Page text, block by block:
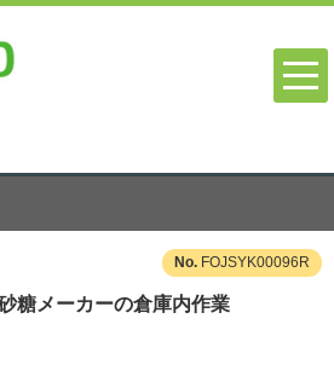
FOJSYK00096R
糖メーカーの倉庫内作業